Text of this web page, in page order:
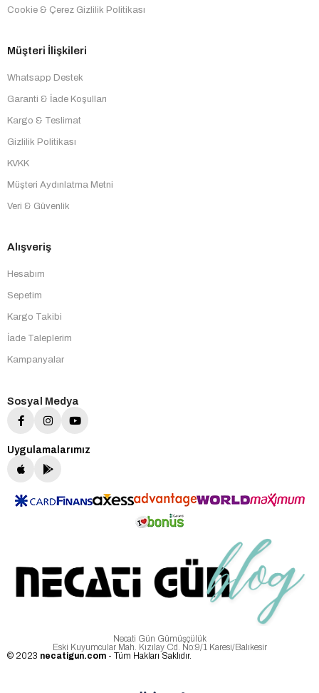
Cookie & Çerez Gizlilik Politikası
Müşteri İlişkileri
Whatsapp Destek
Garanti & İade Koşulları
Kargo & Teslimat
Gizlilik Politikası
KVKK
Müşteri Aydınlatma Metni
Veri & Güvenlik
Alışveriş
Hesabım
Sepetim
Kargo Takibi
İade Taleplerim
Kampanyalar
Sosyal Medya
Uygulamalarımız
Necati Gün Gümüşçülük
Eski Kuyumcular Mah. Kızılay Cd. No:9/1 Karesi/Balıkesir
© 2023 necatigun.com - Tüm Hakları Saklıdır.